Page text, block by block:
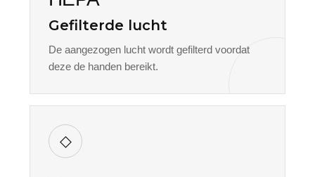
Gefilterde lucht
De aangezogen lucht wordt gefilterd voordat
deze de handen bereikt.
◇